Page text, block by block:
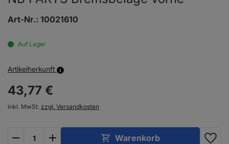
Art-Nr.: 10021610
Auf Lager
Artikelherkunft
43,77 €
inkl. MwSt. zzgl. Versandkosten
Warenkorb